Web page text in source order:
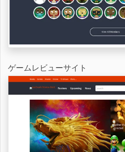
ゲームレビューサイト